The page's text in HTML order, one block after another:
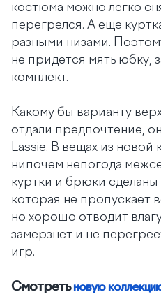
костюма можно легко
перегрелся. А еще
разными низами.
не придется мять юбку,
комплект.
Какому бы варианту
отдали предпочтение,
Lassie. В вещах из
нипочем непогода
куртки и брюки
которая не пропускает
но хорошо отводит
замерзнет и не
игр.
Смотретьновую